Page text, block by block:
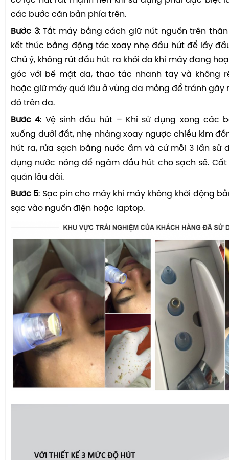
các bước căn bản phía trên.
Bước 3: Tắt máy bằng cách giữ nút nguồn trên thân
kết thúc bằng động tác xoay nhẹ đầu hút để lấy
Chú ý, không rút đầu hút ra khỏi da khi máy đang
góc với bề mặt da, thao tác nhanh tay và không
hoặc giữ máy quá lâu ở vùng da mỏng để tránh gây
đỏ trên da.
Bước 4: Vệ sinh đầu hút – Khi sử dụng xong các
xuống dưới đất, nhẹ nhàng xoay ngược chiều kim
hút ra, rửa sạch bằng nước ấm và cứ mỗi 3 lần sử
dụng nước nóng để ngâm đầu hút cho sạch sẽ.
quản lâu dài.
Bước 5: Sạc pin cho máy khi máy không khởi động
sạc vào nguồn điện hoặc laptop.